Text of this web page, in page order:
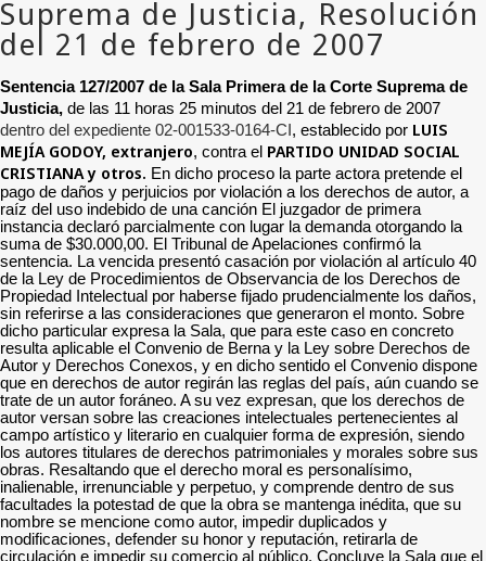
Sentencia 127/2007 de la Sala Primera de la Corte Suprema de
Justicia, de las 11 horas 25 minutos del 21 de febrero de 2007
dentro del expediente 02-001533-0164-CI , establecido por LUIS
MEJÍA GODOY, extranjero, contra el PARTIDO UNIDAD SOCIAL
CRISTIANA y otros. En dicho proceso la parte actora pretende el
pago de daños y perjuicios por violación a los derechos de autor, a
raíz del uso indebido de una canción El juzgador de primera
instancia declaró parcialmente con lugar la demanda otorgando la
suma de $30.000,00. El Tribunal de Apelaciones confirmó la
sentencia. La vencida presentó casación por violación al artículo 40
de la Ley de Procedimientos de Observancia de los Derechos de
Propiedad Intelectual por haberse fijado prudencialmente los daños,
sin referirse a las consideraciones que generaron el monto. Sobre
dicho particular expresa la Sala, que para este caso en concreto
resulta aplicable el Convenio de Berna y la Ley sobre Derechos de
Autor y Derechos Conexos, y en dicho sentido el Convenio dispone
que en derechos de autor regirán las reglas del país, aún cuando se
trate de un autor foráneo. A su vez expresan, que los derechos de
autor versan sobre las creaciones intelectuales pertenecientes al
campo artístico y literario en cualquier forma de expresión, siendo
los autores titulares de derechos patrimoniales y morales sobre sus
obras. Resaltando que el derecho moral es personalísimo,
inalienable, irrenunciable y perpetuo, y comprende dentro de sus
facultades la potestad de que la obra se mantenga inédita, que su
nombre se mencione como autor, impedir duplicados y
modificaciones, defender su honor y reputación, retirarla de
circulación e impedir su comercio al público. Concluye la Sala que el